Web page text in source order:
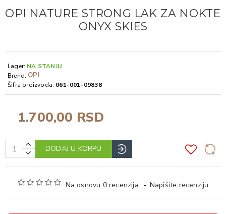
OPI NATURE STRONG LAK ZA NOKTE
ONYX SKIES
Na osnovu 0 recenzija. - Napišite recenziju
1.700,00 RSD
Lager: NA STANJU
Brend: OPI
Šifra proizvoda: 061-001-09838
DODAJ U KORPU